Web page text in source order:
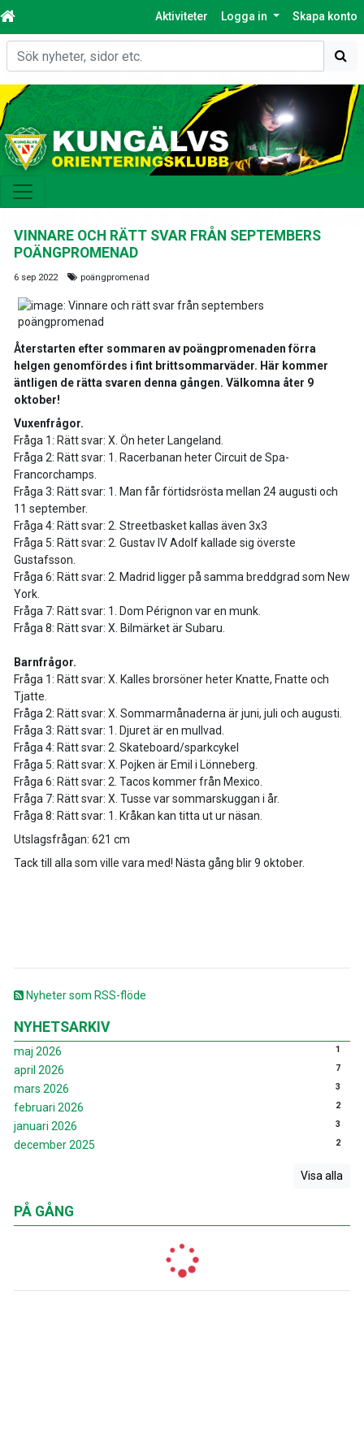
Aktiviteter Logga in Skapa konto
Sök
Nyheter som RSS-flöde
NYHETSARKIV
maj 2026 1
april 2026 7
mars 2026 3
februari 2026 2
januari 2026 3
december 2025 2
Visa alla
PÅ GÅNG
VINNARE OCH RÄTT SVAR FRÅN SEPTEMBERS
POÄNGPROMENAD
6 sep 2022 poängpromenad
Återstarten efter sommaren av poängpromenaden förra
helgen genomfördes i fint brittsommarväder. Här kommer
äntligen de rätta svaren denna gången. Välkomna åter 9
oktober!
Vuxenfrågor.
Fråga 1: Rätt svar: X. Ön heter Langeland.
Fråga 2: Rätt svar: 1. Racerbanan heter Circuit de Spa-
Francorchamps.
Fråga 3: Rätt svar: 1. Man får förtidsrösta mellan 24 augusti och
11 september.
Fråga 4: Rätt svar: 2. Streetbasket kallas även 3x3
Fråga 5: Rätt svar: 2. Gustav IV Adolf kallade sig överste
Gustafsson.
Fråga 6: Rätt svar: 2. Madrid ligger på samma breddgrad som New
York.
Fråga 7: Rätt svar: 1. Dom Pérignon var en munk.
Fråga 8: Rätt svar: X. Bilmärket är Subaru.
Barnfrågor.
Fråga 1: Rätt svar: X. Kalles brorsöner heter Knatte, Fnatte och
Tjatte.
Fråga 2: Rätt svar: X. Sommarmånaderna är juni, juli och augusti.
Fråga 3: Rätt svar: 1. Djuret är en mullvad.
Fråga 4: Rätt svar: 2. Skateboard/sparkcykel
Fråga 5: Rätt svar: X. Pojken är Emil i Lönneberg.
Fråga 6: Rätt svar: 2. Tacos kommer från Mexico.
Fråga 7: Rätt svar: X. Tusse var sommarskuggan i år.
Fråga 8: Rätt svar: 1. Kråkan kan titta ut ur näsan.
Utslagsfrågan: 621 cm
Tack till alla som ville vara med! Nästa gång blir 9 oktober.